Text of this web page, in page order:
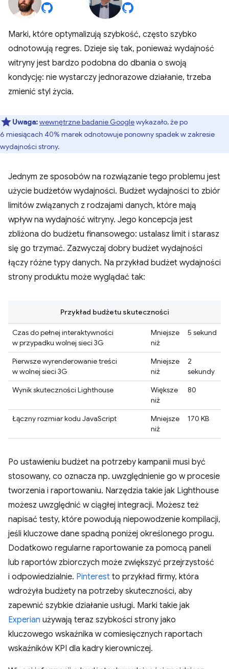
Marki, które optymalizują szybkość, często szybko
odnotowują regres. Dzieje się tak, ponieważ wydajność
witryny jest bardzo podobna do dbania o swoją
kondycję: nie wystarczy jednorazowe działanie, trzeba
zmienić styl życia.
Uwaga:wewnętrzne badanie Googlewykazało, że po
6 miesiącach 40% marek odnotowuje ponowny spadek w zakresie
wydajności strony.
Jednym ze sposobów na rozwiązanie tego problemu jest
użycie budżetów wydajności. Budżet wydajności to zbiór
limitów związanych z rodzajami danych, które mają
wpływ na wydajność witryny. Jego koncepcja jest
zbliżona do budżetu finansowego: ustalasz limit i starasz
się go trzymać. Zazwyczaj dobry budżet wydajności
łączy różne typy danych. Na przykład budżet wydajności
strony produktu może wyglądać tak:
Czas do pełnej interaktywności
w przypadku wolnej sieci 3G
Mniejsze
niż
5 sekund
Pierwsze wyrenderowanie treści
w wolnej sieci 3G
Mniejsze
niż
2
sekundy
Wynik skuteczności Lighthouse
Większe
niż
80
Łączny rozmiar kodu JavaScript
Mniejsze
niż
170 KB
Przykład budżetu skuteczności
Po ustawieniu budżet na potrzeby kampanii musi być
stosowany, co oznacza np. uwzględnienie go w procesie
tworzenia i raportowaniu. Narzędzia takie jak Lighthouse
możesz uwzględnić w ciągłej integracji. Możesz też
napisać testy, które powodują niepowodzenie kompilacji,
jeśli kluczowe dane spadną poniżej określonego progu.
Dodatkowo regularne raportowanie za pomocą paneli
lub raportów zbiorczych może zwiększyć przejrzystość
i odpowiedzialnie. Pinterest to przykład firmy, która
wdrożyła budżety na potrzeby skuteczności, aby
zapewnić szybkie działanie usługi. Marki takie jak
Experian używają teraz szybkości strony jako
kluczowego wskaźnika w comiesięcznych raportach
wskaźników KPI dla kadry kierowniczej.